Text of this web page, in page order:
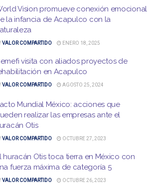
Vision promueve conexión emocional
la infancia de Acapulco con la
VALOR COMPARTIDO ENERO 18, 2025
visita con aliados proyectos de
en Acapulco
VALOR COMPARTIDO AGOSTO 25, 2024
Mundial México: acciones que
realizar las empresas ante el
Otis
VALOR COMPARTIDO OCTUBRE 27, 2023
huracán Otis toca tierra en México con
fuerza máxima de categoría 5
VALOR COMPARTIDO OCTUBRE 26, 2023